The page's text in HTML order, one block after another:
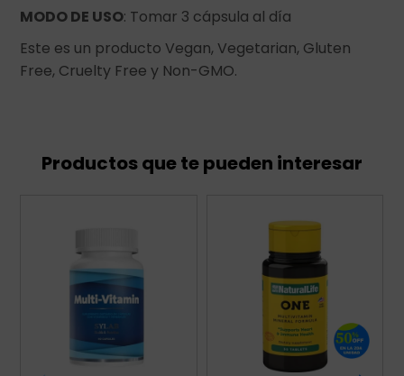
MODO DE USO: Tomar 3 cápsula al día
Este es un producto Vegan, Vegetarian, Gluten
Free, Cruelty Free y Non-GMO.
Productos que te pueden interesar